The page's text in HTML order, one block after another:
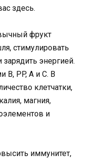
здесь.
фрукт
стимулировать
энергией.
B, PP, A и C. В
клетчатки,
магния,
и
иммунитет,